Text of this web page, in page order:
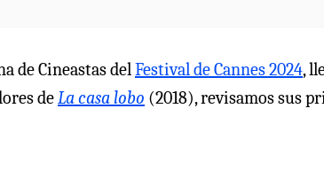
de Cineastas delFestival de Cannes 2024,
deLa casa lobo (2018), revisamos sus